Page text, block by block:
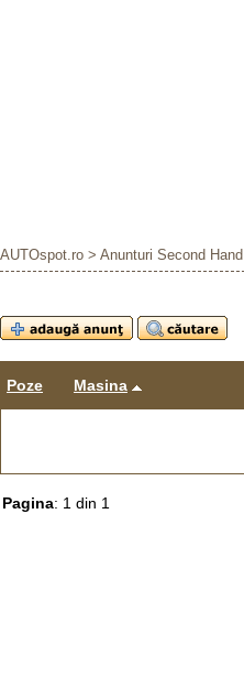
AUTOspot.ro > Anunturi Second Hand
Poze Masina
Pagina: 1 din 1